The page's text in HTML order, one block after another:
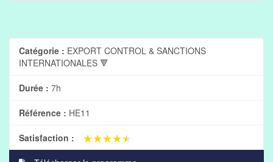
Catégorie : EXPORT CONTROL & SANCTIONS
INTERNATIONALES 🔻
Durée : 7h
Référence : HE11
Satisfaction : ★★★★★
★★★★★